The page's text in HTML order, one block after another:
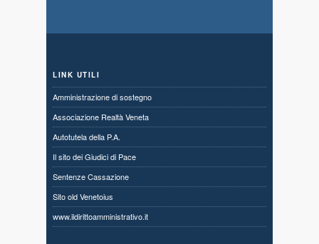
LINK UTILI
Amministrazione di sostegno
Associazione Realtà Veneta
Autotutela della P.A.
Il sito dei Giudici di Pace
Sentenze Cassazione
Sito old Venetoius
www.ildirittoamministrativo.it